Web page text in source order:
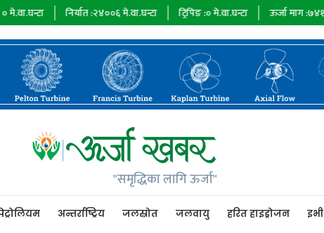
निर्यात :२४००६मे.वा.घन्टा ट्रिपिङ :० मे.वा.घन्टा ऊर्जा माग : ७४१०४मे.वा.घन्टा
"समृद्धिका लागि ऊर्जा"
अन्तर्राष्ट्रिय जलस्रोत जलवायु हरित हाइड्रोजन इभी